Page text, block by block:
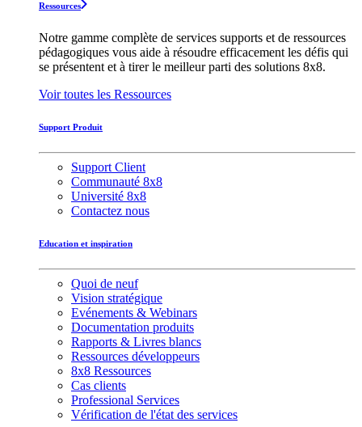
Ressources
Notre gamme complète de services supports et de ressources
pédagogiques vous aide à résoudre efficacement les défis qui
se présentent et à tirer le meilleur parti des solutions 8x8.
Voir toutes les Ressources
Support Produit
Support Client
Communauté 8x8
Université 8x8
Contactez nous
Education et inspiration
Quoi de neuf
Vision stratégique
Evénements & Webinars
Documentation produits
Rapports & Livres blancs
Ressources développeurs
8x8 Ressources
Cas clients
Professional Services
Vérification de l'état des services